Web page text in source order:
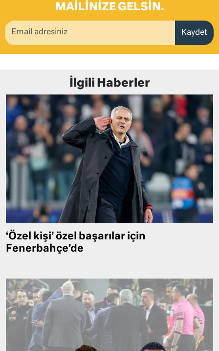
MAILINIZE GELSIN.
Kaydet
İlgili Haberler
‘Özel kişi’ özel başarılar için
Fenerbahçe’de